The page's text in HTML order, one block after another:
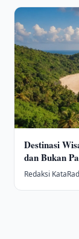
Destinasi
dan Bukan
Redaksi